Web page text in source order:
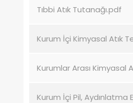
Tıbbi Atık Tutanağı.pdf
Kurum İçi Kimyasal Atık
Kurumlar Arası Kimyasal
Kurum İçi Pil, Aydınlatma